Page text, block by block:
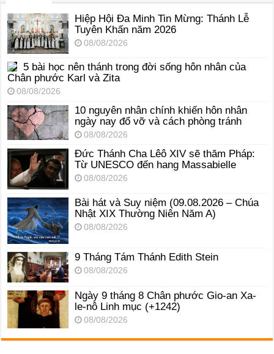
Hiệp Hội Đa Minh Tin Mừng: Thánh Lễ
Tuyên Khấn năm 2026
08/08/2026
5 bài học nên thánh trong đời sống hôn nhân của
Chân phước Karl và Zita
08/08/2026
10 nguyên nhân chính khiến hôn nhân
ngày nay đổ vỡ và cách phòng tránh
08/08/2026
Đức Thánh Cha Lêô XIV sẽ thăm Pháp:
Từ UNESCO đến hang Massabielle
08/08/2026
Bài hát và Suy niệm (09.08.2026 – Chúa
Nhật XIX Thường Niên Năm A)
08/08/2026
9 Tháng Tám Thánh Edith Stein
08/08/2026
Ngày 9 tháng 8 Chân phước Gio-an Xa-
le-nô Linh mục (+1242)
08/08/2026